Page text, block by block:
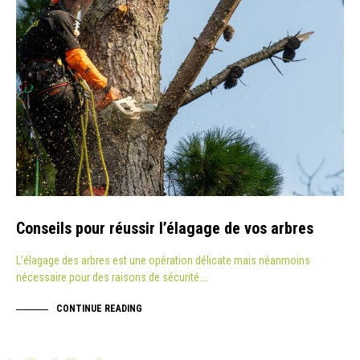
Conseils pour réussir l’élagage de vos arbres
L’élagage des arbres est une opération délicate mais néanmoins
nécessaire pour des raisons de sécurité.…
CONTINUE READING